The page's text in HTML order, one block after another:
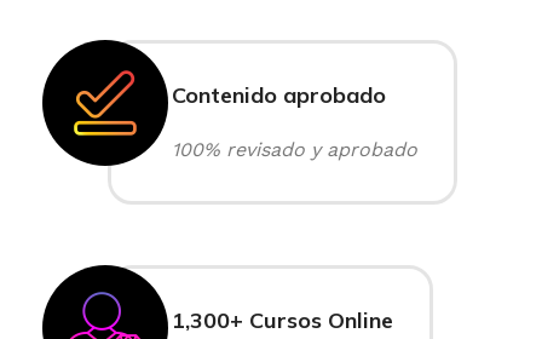
Contenido aprobado
100% revisado y aprobado
1,300+ Cursos Online